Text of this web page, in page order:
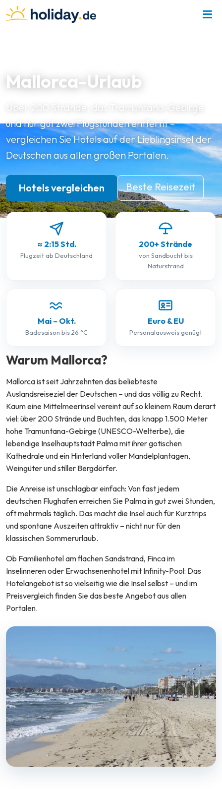
Mallorca-Urlaub
Über 200 Strände, das Tramuntana-Gebirge
und nur gut zwei Flugstunden entfernt –
vergleichen Sie Hotels auf der Lieblingsinsel der
Deutschen aus allen großen Portalen.
Hotels vergleichen Beste Reisezeit
≈ 2:15 Std.
Flugzeit ab Deutschland
200+ Strände
von Sandbucht bis
Naturstrand
Mai – Okt.
Badesaison bis 26 °C
Euro & EU
Personalausweis genügt
Warum Mallorca?
Mallorca ist seit Jahrzehnten das beliebteste
Auslandsreiseziel der Deutschen – und das völlig zu Recht.
Kaum eine Mittelmeerinsel vereint auf so kleinem Raum derart
viel: über 200 Strände und Buchten, das knapp 1.500 Meter
hohe Tramuntana-Gebirge (UNESCO-Welterbe), die
lebendige Inselhauptstadt Palma mit ihrer gotischen
Kathedrale und ein Hinterland voller Mandelplantagen,
Weingüter und stiller Bergdörfer.
Die Anreise ist unschlagbar einfach: Von fast jedem
deutschen Flughafen erreichen Sie Palma in gut zwei Stunden,
oft mehrmals täglich. Das macht die Insel auch für Kurztrips
und spontane Auszeiten attraktiv – nicht nur für den
klassischen Sommerurlaub.
Ob Familienhotel am flachen Sandstrand, Finca im
Inselinneren oder Erwachsenenhotel mit Infinity-Pool: Das
Hotelangebot ist so vielseitig wie die Insel selbst – und im
Preisvergleich finden Sie das beste Angebot aus allen
Portalen.